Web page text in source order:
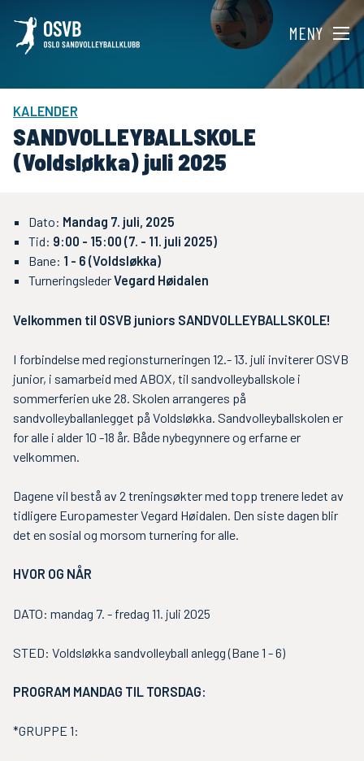
MENY
KALENDER
SANDVOLLEYBALLSKOLE
(Voldsløkka) juli 2025
Dato: Mandag 7. juli, 2025
Tid: 9:00 - 15:00 (7. - 11. juli 2025)
Bane: 1 - 6 (Voldsløkka)
TurneringslederVegard Høidalen
Velkommen til OSVB juniors SANDVOLLEYBALLSKOLE!
I forbindelse med regionsturneringen 12.- 13. juli inviterer OSVB
junior, i samarbeid med ABOX, til sandvolleyballskole i
sommerferien uke 28. Skolen arrangeres på
sandvolleyballanlegget på Voldsløkka. Sandvolleyballskolen er
for alle i alder 10 -18 år. Både nybegynnere og erfarne er
velkommen.
Dagene vil bestå av 2 treningsøkter med topp trenere ledet av
tidligere Europamester Vegard Høidalen. Den siste dagen blir
det en sosial og morsom turnering for alle.
HVOR OG NÅR
DATO: mandag 7. - fredag 11. juli 2025
STED: Voldsløkka sandvolleyball anlegg (Bane 1 - 6)
PROGRAM MANDAG TIL TORSDAG:
*GRUPPE 1: